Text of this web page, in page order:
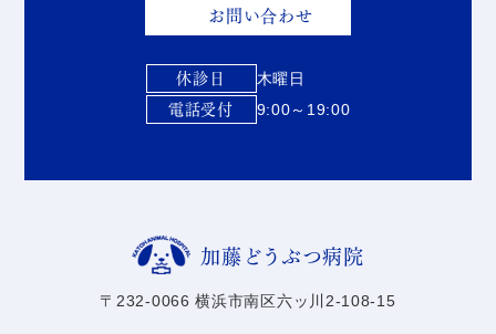
お問い合わせ
休診日 木曜日
電話受付 9:00～19:00
加藤どうぶつ病院
〒232-0066 横浜市南区六ッ川2-108-15